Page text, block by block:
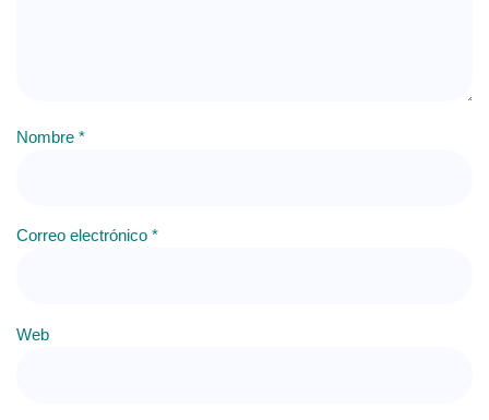
Nombre *
Correo electrónico *
Web